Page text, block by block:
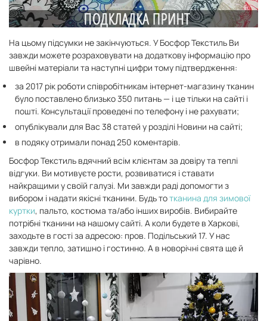
На цьому підсумки не закінчуються. У Босфор Текстиль Ви
завжди можете розраховувати на додаткову інформацію про
швейні матеріали та наступні цифри тому підтвердження:
за 2017 рік роботи співробітникам інтернет-магазину тканин
було поставлено близько 350 питань — і це тільки на сайті і
пошті. Консультації проведені по телефону і не рахувати;
опублікували для Вас 38 статей у розділі Новини на сайті;
в подяку отримали понад 250 коментарів.
Босфор Текстиль вдячний всім клієнтам за довіру та теплі
відгуки. Ви мотивуєте рости, розвиватися і ставати
найкращими у своїй галузі. Ми завжди раді допомогти з
вибором і надати якісні тканини. Будь тотканина для зимової
куртки, пальто, костюма та/або інших виробів. Вибирайте
потрібні тканини на нашому сайті. А коли будете в Харкові,
заходьте в гості за адресою: пров. Подільський 17. У нас
завжди тепло, затишно і гостинно. А в новорічні свята ще й
чарівно.